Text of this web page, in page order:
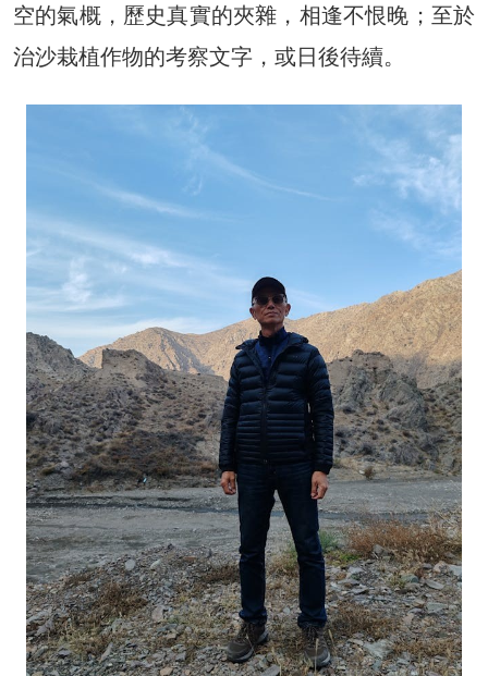
空的氣概，歷史真實的夾雜，相逢不恨晚；至於
治沙栽植作物的考察文字，或日後待續。